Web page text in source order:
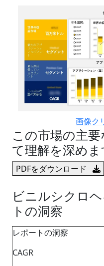
画像ク
この市場の主
て理解を深めま
PDFをダウンロード
ビニルシクロ
トの洞察
レポートの洞察
CAGR